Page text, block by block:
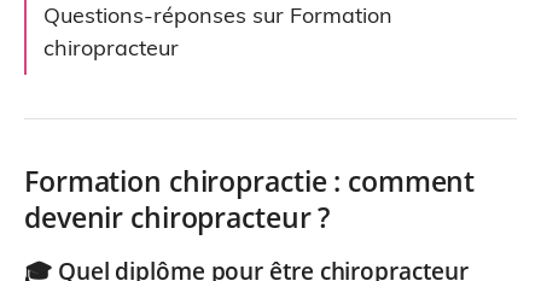
Questions-réponses sur Formation
chiropracteur
Formation chiropractie : comment
devenir chiropracteur ?
🎓 Quel diplôme pour être chiropracteur